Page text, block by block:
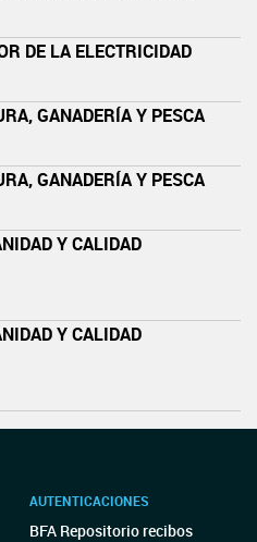
DE LA ELECTRICIDAD
GANADERÍA Y PESCA
GANADERÍA Y PESCA
Y CALIDAD
Y CALIDAD
AUTENTICACIONES
BFA Repositorio recibos